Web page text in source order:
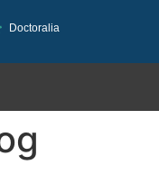
Doctoralia